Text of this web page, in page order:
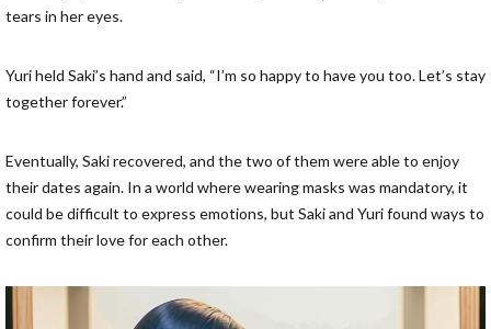
tears in her eyes.
Yuri held Saki’s hand and said, “I’m so happy to have you too. Let’s stay
together forever.”
Eventually, Saki recovered, and the two of them were able to enjoy
their dates again. In a world where wearing masks was mandatory, it
could be difficult to express emotions, but Saki and Yuri found ways to
confirm their love for each other.